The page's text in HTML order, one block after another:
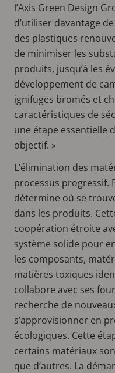
l’Axis Green Design
d’utiliser davantage
des plastiques
de minimiser les
produits, jusqu’à les
développement de
ignifuges bromés et
caractéristiques de
une étape essentielle
objectif. »
L’élimination des
processus progressif.
détermine où se
dans les produits.
coopération étroite
système solide pour
les composants,
matières toxiques
collabore avec ses
recherche de
s’approvisionner en
écologiques. Cette
certains matériaux
que d’autres. La